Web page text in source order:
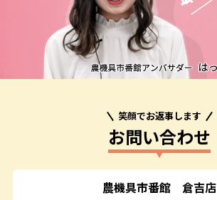
笑顔でお返事します
お問い合わせ
農機具市番館 倉吉店